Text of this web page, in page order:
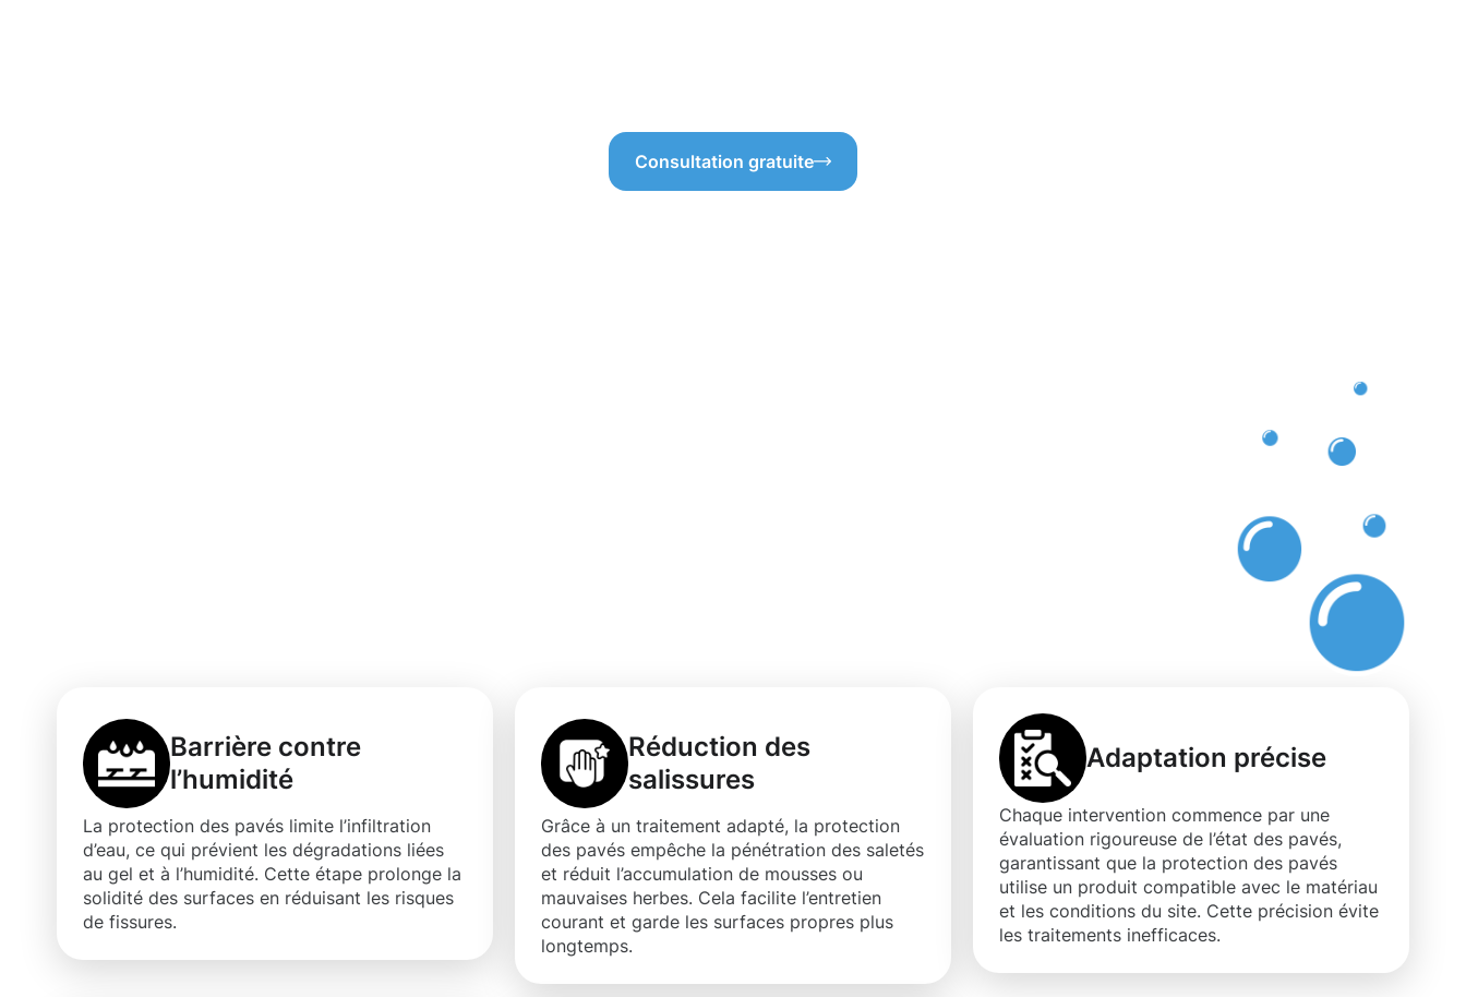
Consultation gratuite
Barrière contre
l’humidité
La protection des pavés limite l’infiltration
d’eau, ce qui prévient les dégradations liées
au gel et à l’humidité. Cette étape prolonge la
solidité des surfaces en réduisant les risques
de fissures.
Réduction des
salissures
Grâce à un traitement adapté, la protection
des pavés empêche la pénétration des saletés
et réduit l’accumulation de mousses ou
mauvaises herbes. Cela facilite l’entretien
courant et garde les surfaces propres plus
longtemps.
Adaptation précise
Chaque intervention commence par une
évaluation rigoureuse de l’état des pavés,
garantissant que la protection des pavés
utilise un produit compatible avec le matériau
et les conditions du site. Cette précision évite
les traitements inefficaces.